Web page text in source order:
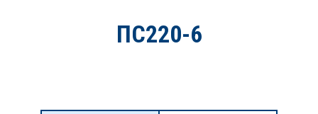
ПС220-6